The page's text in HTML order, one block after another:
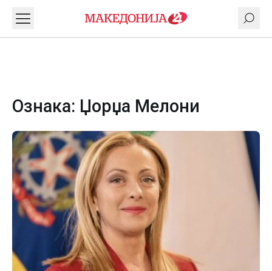
Ознака: Џорџа Мелони